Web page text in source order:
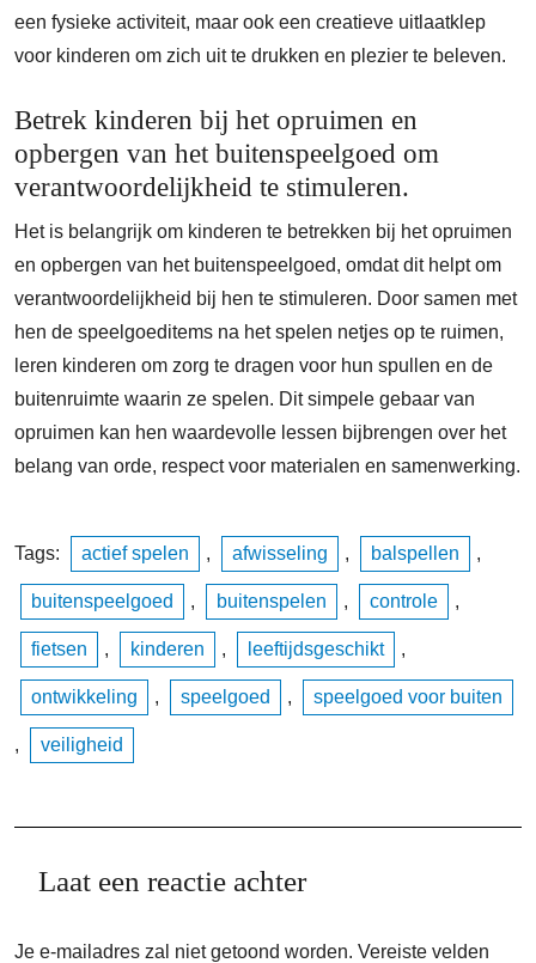
een fysieke activiteit, maar ook een creatieve uitlaatklep
voor kinderen om zich uit te drukken en plezier te beleven.
Betrek kinderen bij het opruimen en
opbergen van het buitenspeelgoed om
verantwoordelijkheid te stimuleren.
Het is belangrijk om kinderen te betrekken bij het opruimen
en opbergen van het buitenspeelgoed, omdat dit helpt om
verantwoordelijkheid bij hen te stimuleren. Door samen met
hen de speelgoeditems na het spelen netjes op te ruimen,
leren kinderen om zorg te dragen voor hun spullen en de
buitenruimte waarin ze spelen. Dit simpele gebaar van
opruimen kan hen waardevolle lessen bijbrengen over het
belang van orde, respect voor materialen en samenwerking.
Tags: actief spelen , afwisseling , balspellen ,
buitenspeelgoed , buitenspelen , controle ,
fietsen , kinderen , leeftijdsgeschikt ,
ontwikkeling , speelgoed , speelgoed voor buiten
, veiligheid
Laat een reactie achter
Je e-mailadres zal niet getoond worden. Vereiste velden